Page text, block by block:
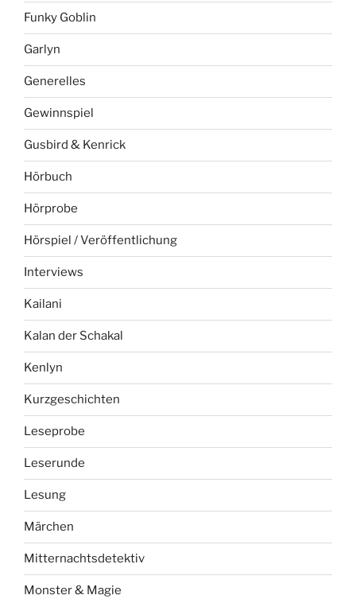
Funky Goblin
Garlyn
Generelles
Gewinnspiel
Gusbird & Kenrick
Hörbuch
Hörprobe
Hörspiel / Veröffentlichung
Interviews
Kailani
Kalan der Schakal
Kenlyn
Kurzgeschichten
Leseprobe
Leserunde
Lesung
Märchen
Mitternachtsdetektiv
Monster & Magie